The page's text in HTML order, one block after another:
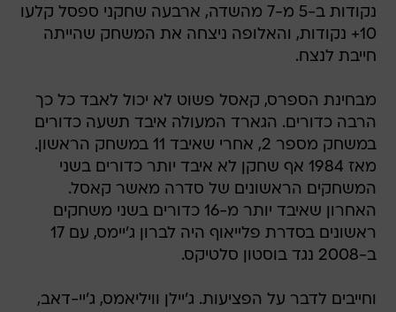
נקודות ב-5 מ-7 מהשדה, ארבעה שחקני ספסל קלעו
10+ נקודות, והאלופה ניצחה את המשחק שהייתה
חייבת לנצח.
מבחינת הספרס, קאסל פשוט לא יכול לאבד כל כך
הרבה כדורים. הגארד המעולה איבד תשעה כדורים
במשחק מספר 2, אחרי שאיבד 11 במשחק הראשון.
מאז 1984 אף שחקן לא איבד יותר כדורים בשני
המשחקים הראשונים של סדרה מאשר קאסל.
האחרון שאיבד יותר מ-16 כדורים בשני משחקים
ראשונים בסדרת פלייאוף היה לברון ג'יימס, עם 17
ב-2008 נגד בוסטון סלטיקס.
וחייבים לדבר על הפציעות. ג'יילן וויליאמס, ג'יי-דאב,